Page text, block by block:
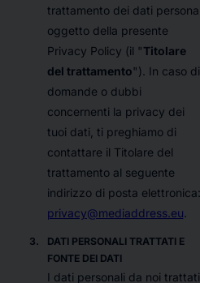
trattamento dei dati
oggetto della presente
Privacy Policy (il "Titolare
del trattamento"). In caso di
domande o dubbi
concernenti la privacy dei
tuoi dati, ti preghiamo di
contattare il Titolare del
trattamento al seguente
indirizzo di posta elettronica:
privacy@mediaddress.eu.
DATI PERSONALI TRATTATI E
FONTE DEI DATI
I dati personali da noi trattati